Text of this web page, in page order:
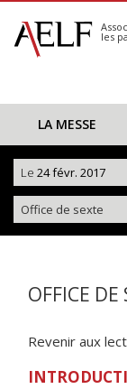
S'abonner
Calendrier
les
LA MESSE
Le 24 févr. 2017
Office de sexte
OFFICE DE
Revenir aux